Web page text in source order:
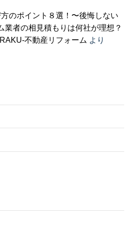
のポイント８選！〜後悔しない
業者の相見積もりは何社が理想？
不動産リフォーム より